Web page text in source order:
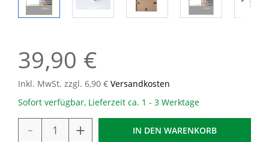
39,90 €
Inkl. MwSt. zzgl. 6,90 € Versandkosten
Sofort verfügbar, Lieferzeit ca. 1 - 3 Werktage
- + IN DEN WARENKORB